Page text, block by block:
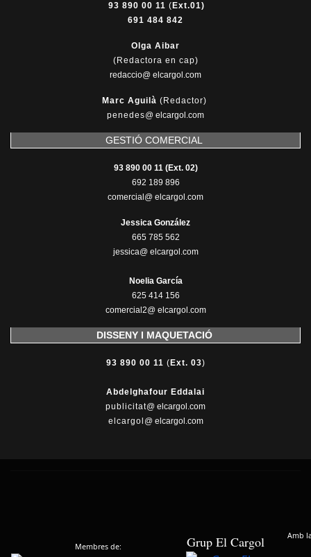
93 890 00 11 ( Ext.01)
691 484 842
Olga Aibar
(Redactora en cap)
redaccio@ elcargol.com
Marc Aguilà (Redactor)
penedes@ elcargol.com
GESTIÓ COMERCIAL
93 890 00 11 (Ext. 02)
692 189 896
comercial@ elcargol.com
Jessica González
665 785 562
jessica@ elcargol.com
Noelia García
625 414 156
comercial2@ elcargol.com
DISSENY I MAQUETACIÓ
93 890 00 11 ( Ext. 03)
Abdelghafour Eddalai
publicitat@ elcargol.com
elcargol @ elcargol.com
Membres de: Grup El Cargol Amb